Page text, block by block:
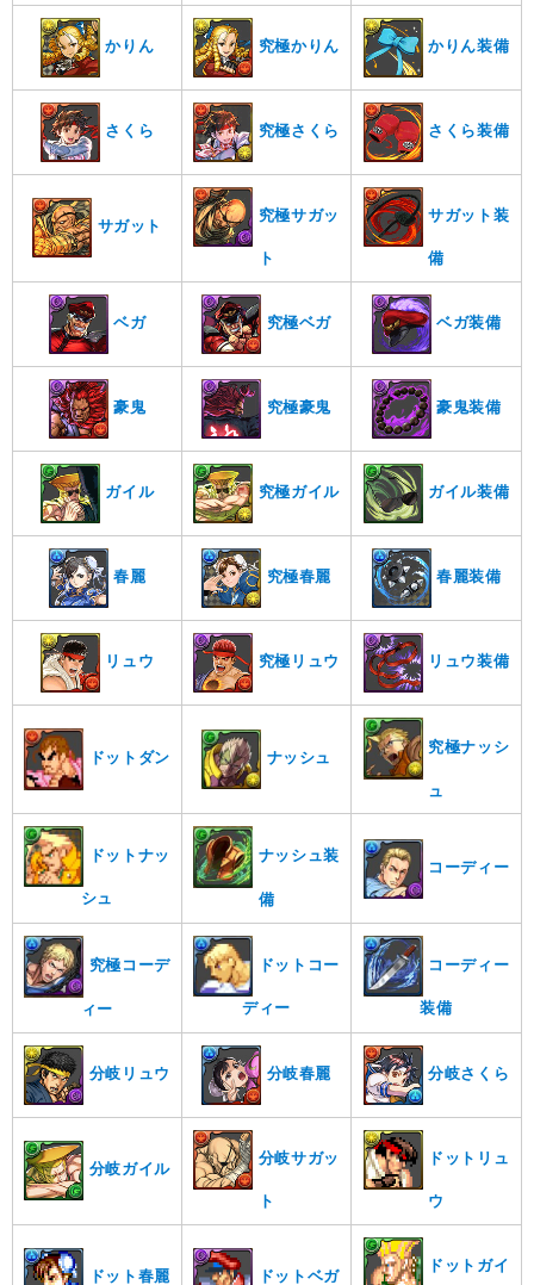
かりん 究極かりん かりん装備
さくら 究極さくら さくら装備
サガット
究極サガッ
ト
サガット装
備
ベガ 究極ベガ ベガ装備
豪鬼 究極豪鬼 豪鬼装備
ガイル 究極ガイル ガイル装備
春麗 究極春麗 春麗装備
リュウ 究極リュウ リュウ装備
ドットダン ナッシュ
究極ナッシ
ュ
ドットナッ
シュ
ナッシュ装
備
コーディー
究極コーデ
ィー
ドットコー
ディー
コーディー
装備
分岐リュウ 分岐春麗 分岐さくら
分岐ガイル
分岐サガッ
ト
ドットリュ
ウ
ドット春麗 ドットベガ
ドットガイ